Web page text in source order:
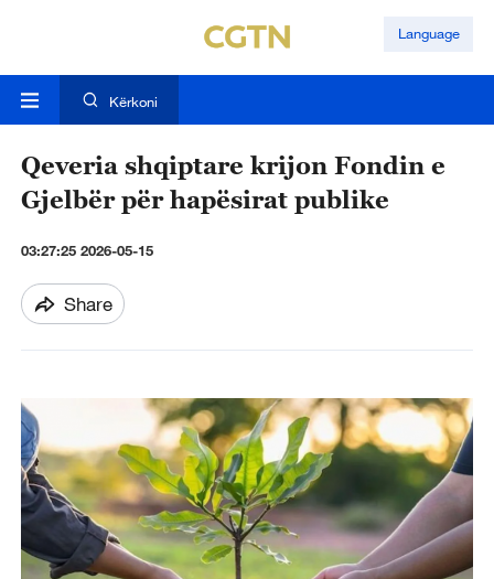
Language
Kërkoni
Qeveria shqiptare krijon Fondin e
Gjelbër për hapësirat publike
03:27:25 2026-05-15
Share